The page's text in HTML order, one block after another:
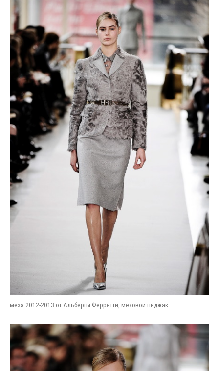
меха 2012-2013 от Альберты Ферретти, меховой пиджак